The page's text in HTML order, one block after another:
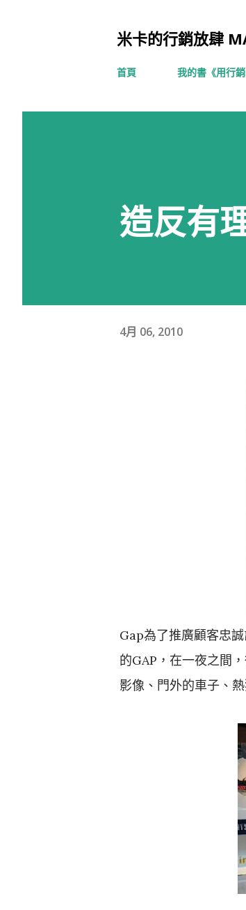
米卡的行銷放肆
首頁 我的書《用行銷
造反有
4月 06, 2010
Gap為了推廣顧客忠
的GAP，在一夜之間
影像、門外的車子、